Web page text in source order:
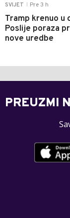
SVIJET Pre 3 h
Tramp krenuo u
Poslije poraza
nove uredbe
PREUZMI